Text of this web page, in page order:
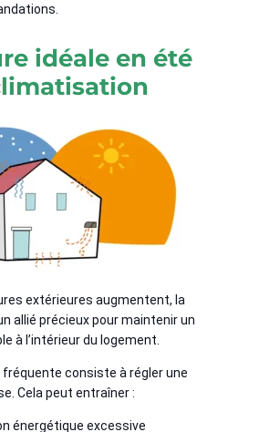
idéale en été
extérieures augmentent, la
allié précieux pour maintenir un
à l’intérieur du logement.
fréquente consiste à régler une
Cela peut entraîner :
énergétique excessive